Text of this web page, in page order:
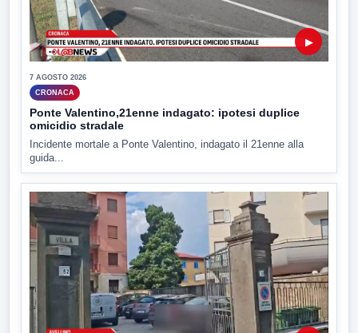
▶
7 AGOSTO 2026
CRONACA
Ponte Valentino,21enne indagato: ipotesi duplice
omicidio stradale
Incidente mortale a Ponte Valentino, indagato il 21enne alla
guida...